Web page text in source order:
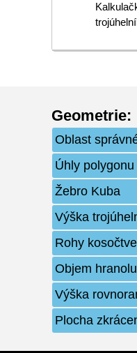
Geometrie:
Oblast
Úhly polygonu
Žebro Kuba
Výška
Rohy
Objem hranolu
Výška
Plocha